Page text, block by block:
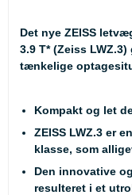
Det nye ZEISS
3.9 T* (Zeiss
tænkelige
Kompakt og let
ZEISS LWZ.3 er
klasse, som
Den innovative
resulteret i et